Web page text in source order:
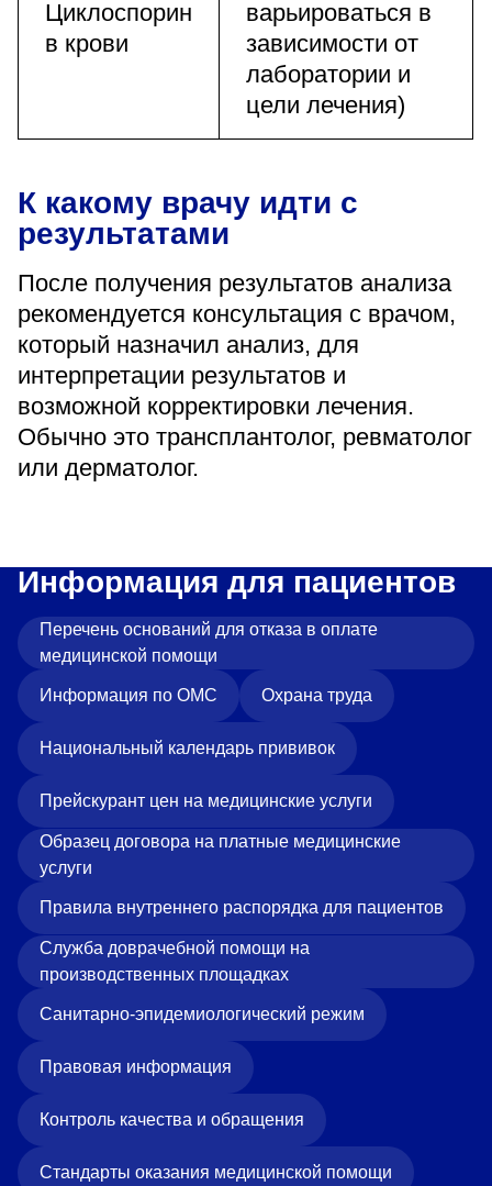
Циклоспорин
в крови
варьироваться в
зависимости от
лаборатории и
цели лечения)
К какому врачу идти с
результатами
После получения результатов анализа
рекомендуется консультация с врачом,
который назначил анализ, для
интерпретации результатов и
возможной корректировки лечения.
Обычно это трансплантолог, ревматолог
или дерматолог.
Информация для пациентов
Перечень оснований для отказа в оплате
медицинской помощи
Информация по ОМС Охрана труда
Национальный календарь прививок
Прейскурант цен на медицинские услуги
Образец договора на платные медицинские
услуги
Правила внутреннего распорядка для пациентов
Служба доврачебной помощи на
производственных площадках
Санитарно-эпидемиологический режим
Правовая информация
Контроль качества и обращения
Стандарты оказания медицинской помощи